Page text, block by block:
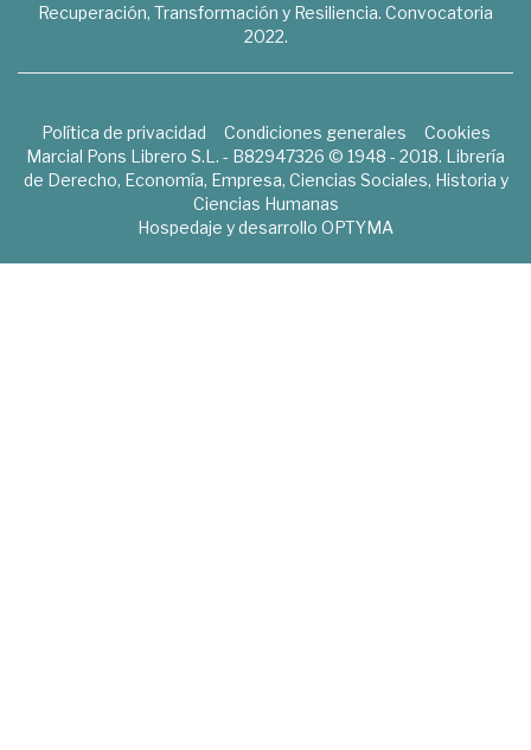
Recuperación, Transformación y Resiliencia. Convocatoria
2022.
Política de privacidad Condiciones generales
Cookies
Marcial Pons Librero S.L. - B82947326 © 1948 - 2018. Librería
de Derecho, Economía, Empresa, Ciencias Sociales, Historia y
Ciencias Humanas
Hospedaje y desarrollo OPTYMA